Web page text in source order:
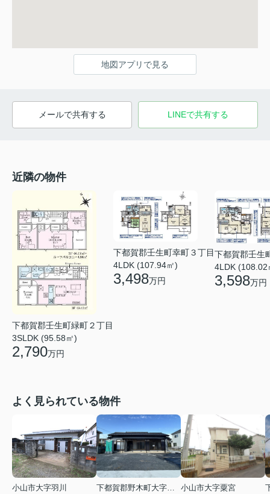
地図アプリで見る
メールで共有する LINEで共有する
近隣の物件
下都賀郡壬生町緑町２丁目
3SLDK (95.58㎡)
2,790万円
下都賀郡壬生町幸町３丁目
4LDK (107.94㎡)
3,498万円
下都賀郡壬生
4LDK (108.02
3,598万円
よく見られている物件
小山市大字羽川
下都賀郡野木町大字友沼
小山市大字粟宮